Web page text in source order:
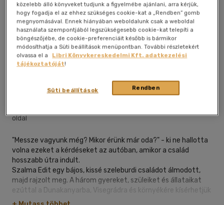
oldal
"Messze vagyunk még? Mikor érünk már oda?" - ki ne hallotta
volna ezeket a kérdéseket az autóban, amikor a család
hosszabb útra indult.
Szalma Edit egy bájos, kissé szeleburdi családot álmodott,
majd rajzolt meg. A három gyereket, szüleiket és állataikat
ezúttal a Dunakanyarba, Visegrádra és környékére kísérhetjük
el Csapody Kinga meséivel. Kalandjaikat olvasva sok
közelebb álló könyveket tudjunk a figyelmébe ajánlani, arra kérjük,
hogy fogadja el az ehhez szükséges cookie-kat a „Rendben” gomb
megnyomásával. Ennek hiányában weboldalunk csak a weboldal
használata szempontjából legszükségesebb cookie-kat telepíti a
böngészőjébe, de cookie-preferenciáit később is bármikor
módosíthatja a Süti beállítások menüpontban. További részletekért
olvassa el a
Libri Könyvkereskedelmi Kft. adatkezelési
tájékoztatóját!
Rendben
Süti beállítások